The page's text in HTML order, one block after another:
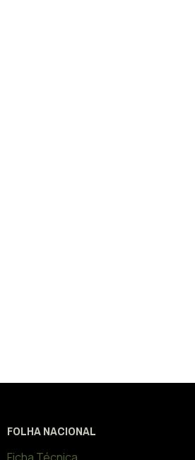
FOLHA NACIONAL